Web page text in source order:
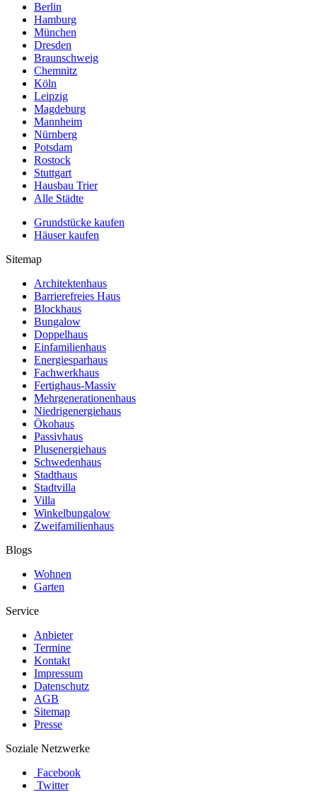
Berlin
Hamburg
München
Dresden
Braunschweig
Chemnitz
Köln
Leipzig
Magdeburg
Mannheim
Nürnberg
Potsdam
Rostock
Stuttgart
Hausbau Trier
Alle Städte
Grundstücke kaufen
Häuser kaufen
Sitemap
Architektenhaus
Barrierefreies Haus
Blockhaus
Bungalow
Doppelhaus
Einfamilienhaus
Energiesparhaus
Fachwerkhaus
Fertighaus-Massiv
Mehrgenerationenhaus
Niedrigenergiehaus
Ökohaus
Passivhaus
Plusenergiehaus
Schwedenhaus
Stadthaus
Stadtvilla
Villa
Winkelbungalow
Zweifamilienhaus
Blogs
Wohnen
Garten
Service
Anbieter
Termine
Kontakt
Impressum
Datenschutz
AGB
Sitemap
Presse
Soziale Netzwerke
Facebook
Twitter